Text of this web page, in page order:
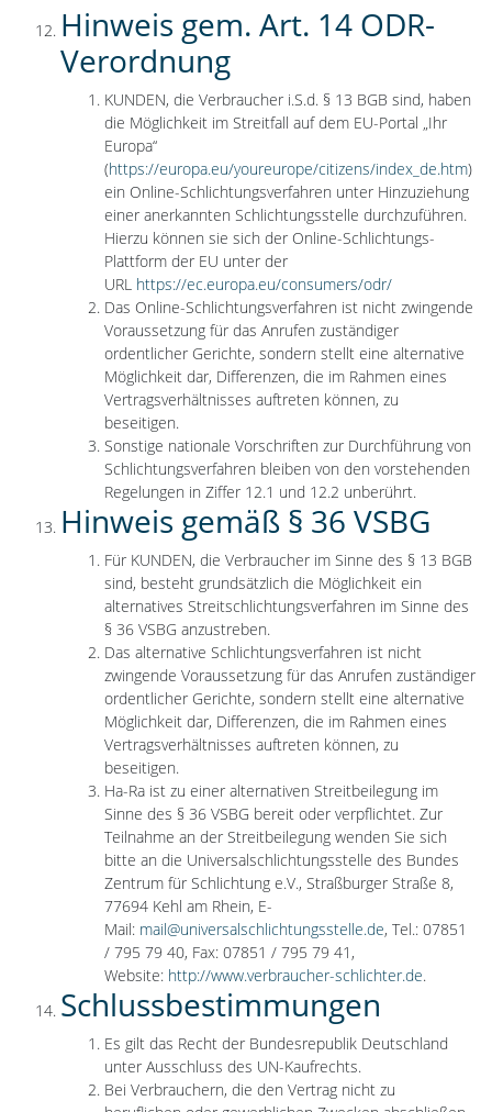
Hinweis gem. Art. 14 ODR-
Verordnung
KUNDEN, die Verbraucher i.S.d. § 13 BGB sind, haben
die Möglichkeit im Streitfall auf dem EU-Portal „Ihr
Europa“
(https://europa.eu/youreurope/citizens/index_de.htm)
ein Online-Schlichtungsverfahren unter Hinzuziehung
einer anerkannten Schlichtungsstelle durchzuführen.
Hierzu können sie sich der Online-Schlichtungs-
Plattform der EU unter der
URL https://ec.europa.eu/consumers/odr/
Das Online-Schlichtungsverfahren ist nicht zwingende
Voraussetzung für das Anrufen zuständiger
ordentlicher Gerichte, sondern stellt eine alternative
Möglichkeit dar, Differenzen, die im Rahmen eines
Vertragsverhältnisses auftreten können, zu
beseitigen.
Sonstige nationale Vorschriften zur Durchführung von
Schlichtungsverfahren bleiben von den vorstehenden
Regelungen in Ziffer 12.1 und 12.2 unberührt.
Hinweis gemäß § 36 VSBG
Für KUNDEN, die Verbraucher im Sinne des § 13 BGB
sind, besteht grundsätzlich die Möglichkeit ein
alternatives Streitschlichtungsverfahren im Sinne des
§ 36 VSBG anzustreben.
Das alternative Schlichtungsverfahren ist nicht
zwingende Voraussetzung für das Anrufen zuständiger
ordentlicher Gerichte, sondern stellt eine alternative
Möglichkeit dar, Differenzen, die im Rahmen eines
Vertragsverhältnisses auftreten können, zu
beseitigen.
Ha-Ra ist zu einer alternativen Streitbeilegung im
Sinne des § 36 VSBG bereit oder verpflichtet. Zur
Teilnahme an der Streitbeilegung wenden Sie sich
bitte an die Universalschlichtungsstelle des Bundes
Zentrum für Schlichtung e.V., Straßburger Straße 8,
77694 Kehl am Rhein, E-
Mail: mail@universalschlichtungsstelle.de, Tel.: 07851
/ 795 79 40, Fax: 07851 / 795 79 41,
Website: http://www.verbraucher-schlichter.de.
Schlussbestimmungen
Es gilt das Recht der Bundesrepublik Deutschland
unter Ausschluss des UN-Kaufrechts.
Bei Verbrauchern, die den Vertrag nicht zu